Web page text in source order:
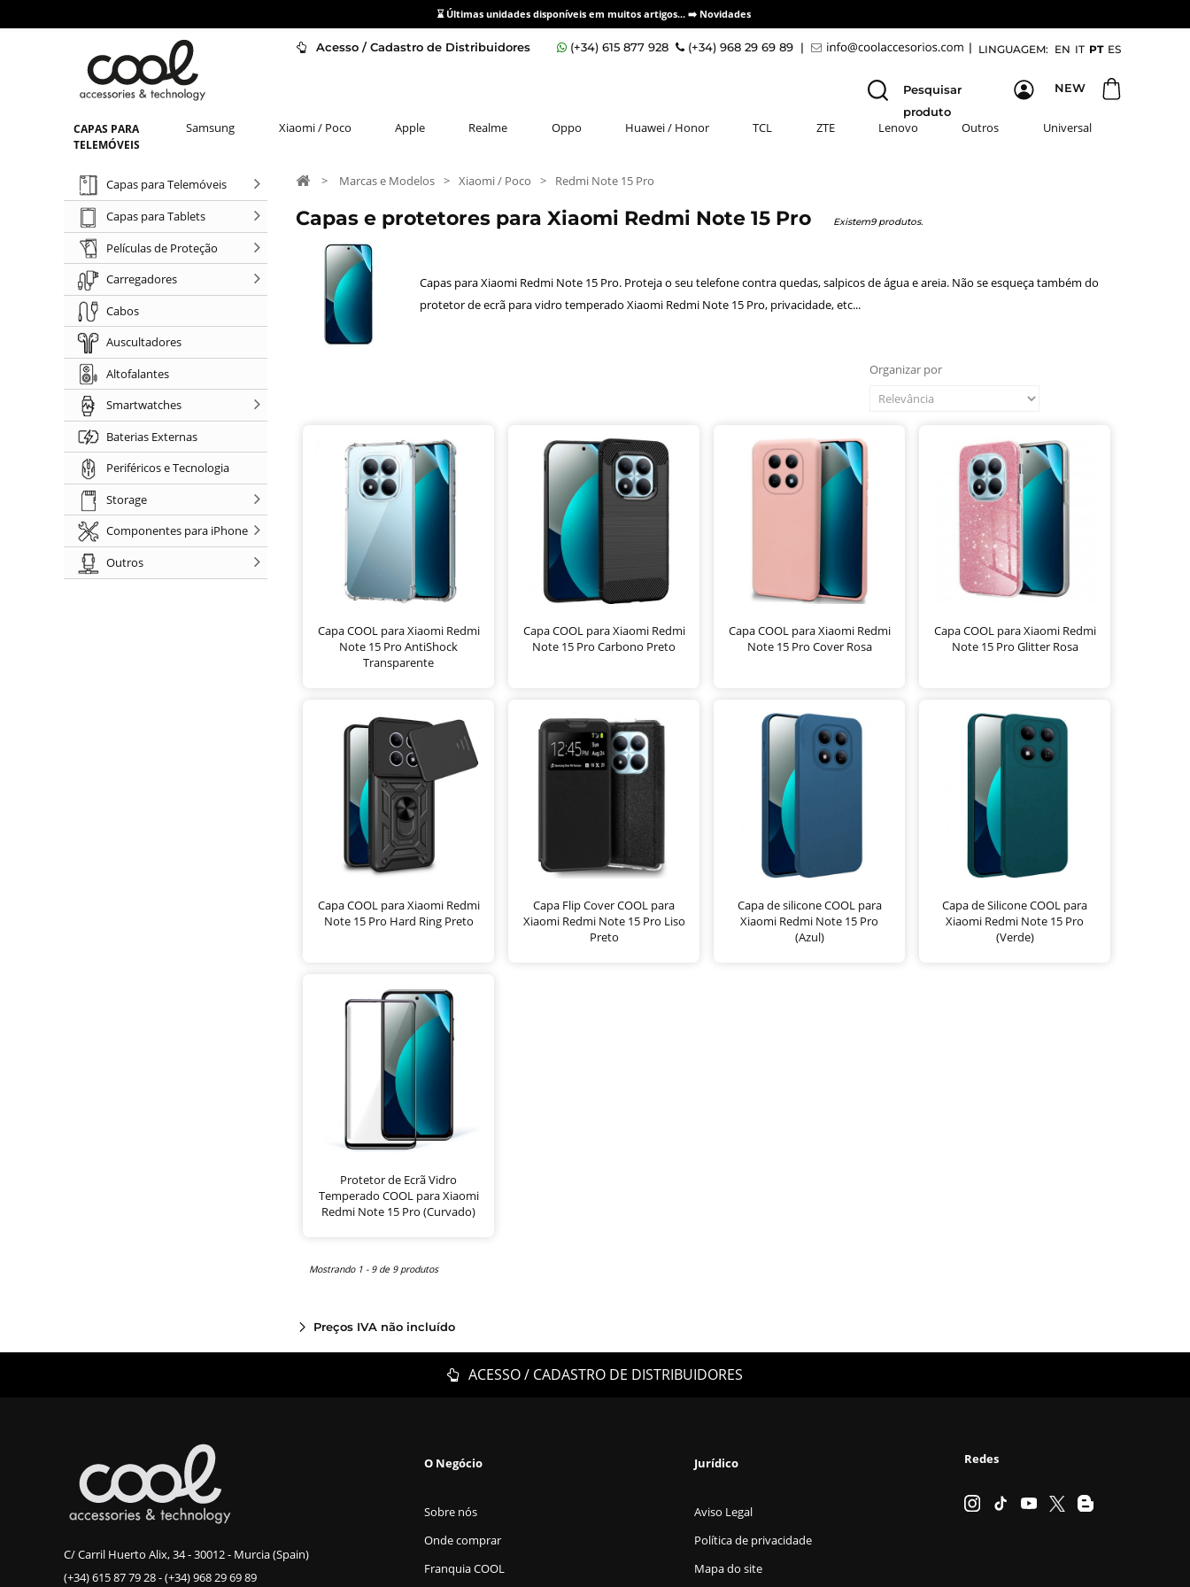
⌛ Últimas unidades disponíveis em muitos artigos... ➡️ Novidades
Acesso / Cadastro de Distribuidores LINGUAGEM: EN IT PT ES
(+34) 615 877 928 (+34) 968 29 69 89 | |
NEW
Pesquisar
produto
CAPAS PARA
TELEMÓVEIS
Samsung Xiaomi / Poco Apple Realme Oppo Huawei / Honor TCL ZTE Lenovo Outros Universal
Capas para Telemóveis
Capas para Tablets
Películas de Proteção
Carregadores
Cabos
Auscultadores
Altofalantes
Smartwatches
Baterias Externas
Periféricos e Tecnologia
Storage
Componentes para iPhone
Outros
> Marcas e Modelos > Xiaomi / Poco > Redmi Note 15 Pro
Capas e protetores para Xiaomi Redmi Note 15 Pro Existem9 produtos.
Capas para Xiaomi Redmi Note 15 Pro. Proteja o seu telefone contra quedas, salpicos de água e areia. Não se esqueça também do
protetor de ecrã para vidro temperado Xiaomi Redmi Note 15 Pro, privacidade, etc...
Organizar por
Capa COOL para Xiaomi Redmi
Note 15 Pro AntiShock
Transparente
Capa COOL para Xiaomi Redmi
Note 15 Pro Carbono Preto
Capa COOL para Xiaomi Redmi
Note 15 Pro Cover Rosa
Capa COOL para Xiaomi Redmi
Note 15 Pro Glitter Rosa
Capa COOL para Xiaomi Redmi
Note 15 Pro Hard Ring Preto
Capa Flip Cover COOL para
Xiaomi Redmi Note 15 Pro Liso
Preto
Capa de silicone COOL para
Xiaomi Redmi Note 15 Pro
(Azul)
Capa de Silicone COOL para
Xiaomi Redmi Note 15 Pro
(Verde)
Protetor de Ecrã Vidro
Temperado COOL para Xiaomi
Redmi Note 15 Pro (Curvado)
Mostrando 1 - 9 de 9 produtos
Preços IVA não incluído
ACESSO / CADASTRO DE DISTRIBUIDORES
C/ Carril Huerto Alix, 34 - 30012 - Murcia (Spain)
(+34) 615 87 79 28-(+34) 968 29 69 89
O Negócio
Sobre nós
Onde comprar
Franquia COOL
Jurídico
Aviso Legal
Política de privacidade
Mapa do site
Redes